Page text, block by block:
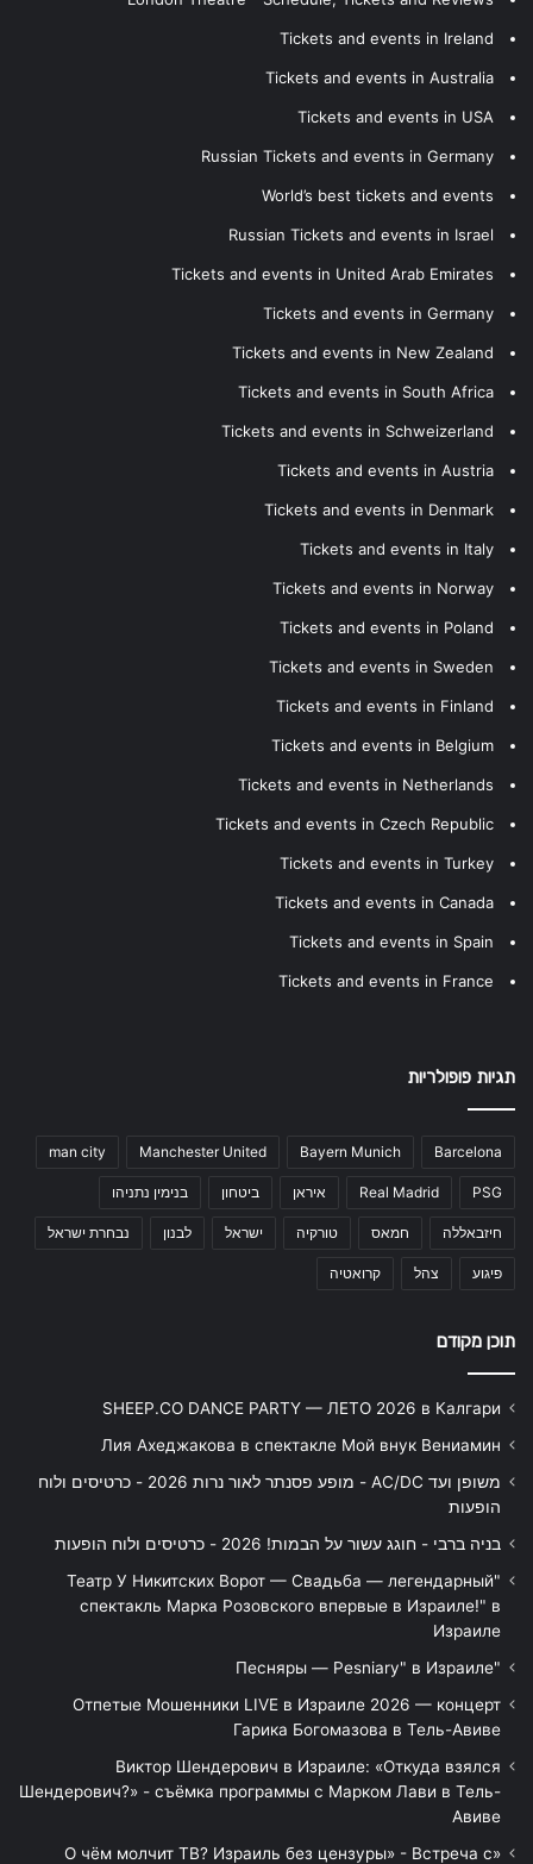
Tickets and events in Ireland
Tickets and events in Australia
Tickets and events in USA
Russian Tickets and events in Germany
World’s best tickets and events
Russian Tickets and events in Israel
Tickets and events in United Arab Emirates
Tickets and events in Germany
Tickets and events in New Zealand
Tickets and events in South Africa
Tickets and events in Schweizerland
Tickets and events in Austria
Tickets and events in Denmark
Tickets and events in Italy
Tickets and events in Norway
Tickets and events in Poland
Tickets and events in Sweden
Tickets and events in Finland
Tickets and events in Belgium
Tickets and events in Netherlands
Tickets and events in Czech Republic
Tickets and events in Turkey
Tickets and events in Canada
Tickets and events in Spain
Tickets and events in France
תגיות פופולריות
Barcelona
Bayern Munich
Manchester United
man city
PSG
Real Madrid איראן ביטחון בנימין נתניהו
חיזבאללה חמאס טורקיה ישראל לבנון נבחרת ישראל
פיגוע צהל קרואטיה
תוכן מקודם
SHEEP.CO DANCE PARTY — ЛЕТО 2026 в Калгари
Лия Ахеджакова в спектакле Мой внук Вениамин
משופן ועד AC/DC - מופע פסנתר לאור נרות 2026 - כרטיסים ולוח
הופעות
בניה ברבי - חוגג עשור על הבמות! 2026 - כרטיסים ולוח הופעות
"Театр У Никитских Ворот — Свадьба — легендарный
спектакль Марка Розовского впервые в Израиле!" в
Израиле
"Песняры — Pesniary" в Израиле
Отпетые Мошенники LIVE в Израиле 2026 — концерт
Гарика Богомазова в Тель-Авиве
Виктор Шендерович в Израиле: «Откуда взялся
Шендерович?» - съёмка программы с Марком Лави в Тель-
Авиве
«О чём молчит ТВ? Израиль без цензуры» - Встреча с